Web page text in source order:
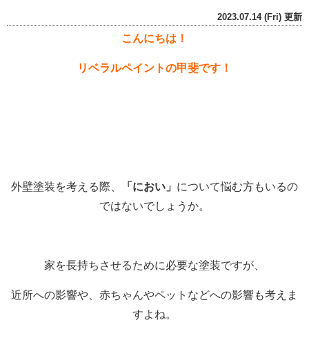
2023.07.14 (Fri) 更新
こんにちは！
リベラルペイントの甲斐です！
外壁塗装を考える際、 「におい」 について悩む方もいるの
ではないでしょうか。
家を長持ちさせるために必要な塗装ですが、
近所への影響や、赤ちゃんやペットなどへの影響も考えま
すよね。